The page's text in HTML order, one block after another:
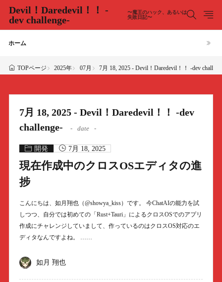
Devil！Daredevil！！ -
dev challenge-
〜魔王のハック、あるいは
失敗日記〜
ホーム
TOPページ 2025年 07月 7月 18, 2025 - Devil！Daredevil！！ -dev
7月 18, 2025 - Devil！Daredevil！！ -dev
challenge-
date
開発 7月 18, 2025
現在作成中のクロスOSエディタの進
捗
こんにちは、如月翔也（@showya_kiss）です。 今ChatAIの能力を試
しつつ、自分では初めての「Rust+Tauri」によるクロスOSでのアプリ
作成にチャレンジしていまして、作っているのはクロスOS対応のエ
ディタなんですよね。 ……
如月 翔也